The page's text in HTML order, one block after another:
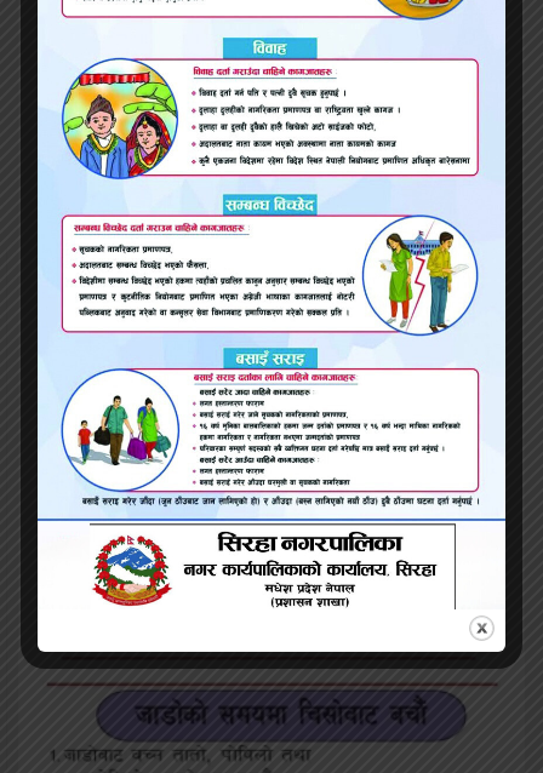
धरान बजारमा पानी ल्याउन सफल भए मेयर हर्क साम्पाङ